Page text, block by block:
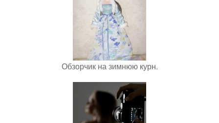
Обзорчик на зимнюю курн.